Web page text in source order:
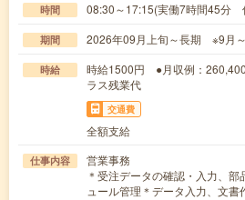
時間 08:30～17:15(実働7時間45分
期間 2026年09月上旬～長期 ※9月～
時給
時給1500円 ●月収例：
ラス残業代
交通費
全額支給
仕事内容
営業事務
＊受注データの確認・入力、
ュール管理＊データ入力、文